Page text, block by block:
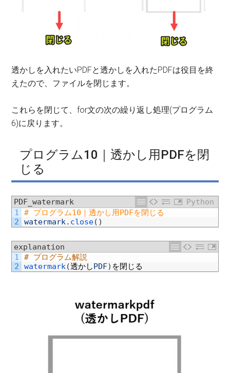
透かしを入れたいPDFと透かしを入れたPDFは役目を終
えたので、ファイルを閉じます。
これらを閉じて、for文の次の繰り返し処理(プログラム
6)に戻ります。
プログラム10｜透かし用PDFを閉
じる
PDF_watermark
Python
1
2
# プログラム10｜透かし用PDFを閉じる
watermark . close( )
explanation
1
2
# プログラム解説
watermark(透かしPDF) を閉じる